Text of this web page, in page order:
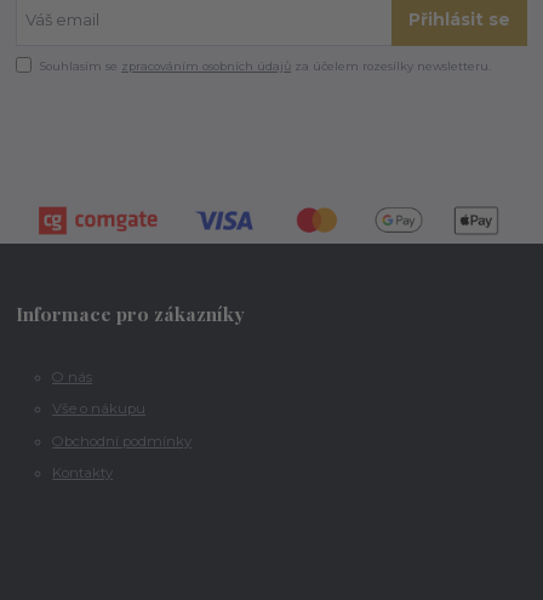
Přihlásit se
Souhlasím se zpracováním osobních údajů za účelem rozesílky newsletteru.
Informace pro zákazníky
O nás
Vše o nákupu
Obchodní podmínky
Kontakty